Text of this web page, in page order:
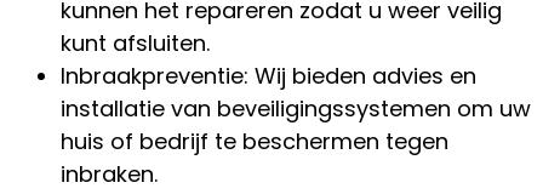
kunnen het repareren zodat u weer veilig
kunt afsluiten.
Inbraakpreventie: Wij bieden advies en
installatie van beveiligingssystemen om uw
huis of bedrijf te beschermen tegen
inbraken.